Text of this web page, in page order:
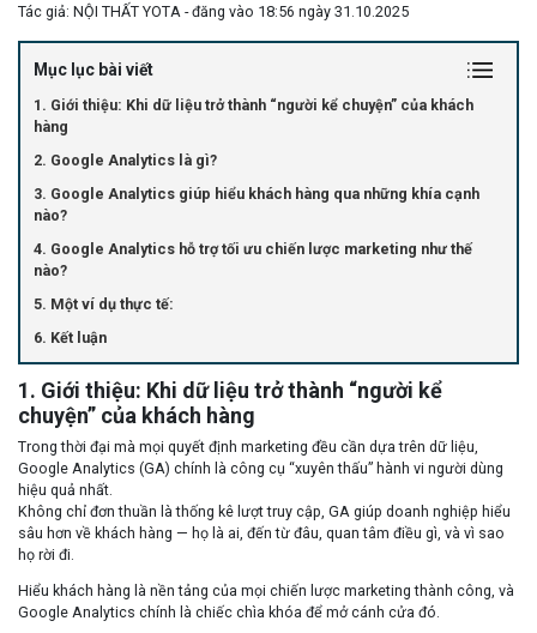
Tác giả: NỘI THẤT YOTA - đăng vào 18:56 ngày 31.10.2025
Mục lục bài viết
1. Giới thiệu: Khi dữ liệu trở thành “người kể chuyện” của khách
hàng
2. Google Analytics là gì?
3. Google Analytics giúp hiểu khách hàng qua những khía cạnh
nào?
4. Google Analytics hỗ trợ tối ưu chiến lược marketing như thế
nào?
5. Một ví dụ thực tế:
6. Kết luận
1. Giới thiệu: Khi dữ liệu trở thành “người kể
chuyện” của khách hàng
Trong thời đại mà mọi quyết định marketing đều cần dựa trên dữ liệu,
Google Analytics (GA) chính là công cụ “xuyên thấu” hành vi người dùng
hiệu quả nhất.
Không chỉ đơn thuần là thống kê lượt truy cập, GA giúp doanh nghiệp hiểu
sâu hơn về khách hàng — họ là ai, đến từ đâu, quan tâm điều gì, và vì sao
họ rời đi.
Hiểu khách hàng là nền tảng của mọi chiến lược marketing thành công, và
Google Analytics chính là chiếc chìa khóa để mở cánh cửa đó.